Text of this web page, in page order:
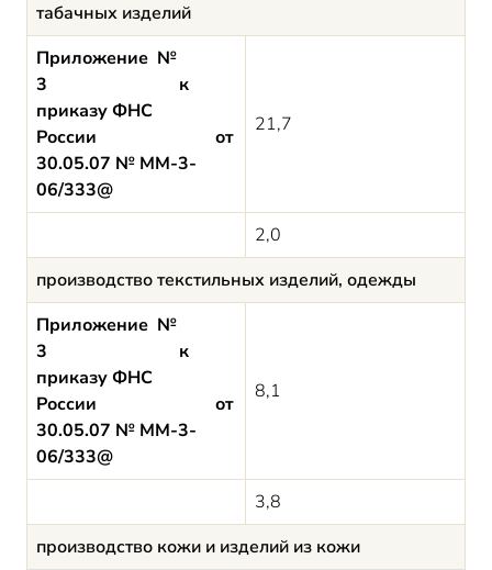
табачных изделий
Приложение №
3 к
приказу ФНС
России от
30.05.07 № ММ-3-
06/333@
21,7
2,0
производство текстильных изделий, одежды
Приложение №
3 к
приказу ФНС
России от
30.05.07 № ММ-3-
06/333@
8,1
3,8
производство кожи и изделий из кожи